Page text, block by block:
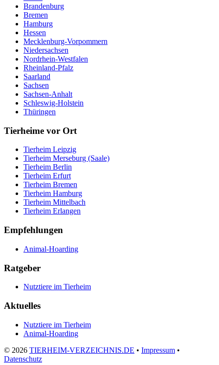
Brandenburg
Bremen
Hamburg
Hessen
Mecklenburg-Vorpommern
Niedersachsen
Nordrhein-Westfalen
Rheinland-Pfalz
Saarland
Sachsen
Sachsen-Anhalt
Schleswig-Holstein
Thüringen
Tierheime vor Ort
Tierheim Leipzig
Tierheim Merseburg (Saale)
Tierheim Berlin
Tierheim Erfurt
Tierheim Bremen
Tierheim Hamburg
Tierheim Mittelbach
Tierheim Erlangen
Empfehlungen
Animal-Hoarding
Ratgeber
Nutztiere im Tierheim
Aktuelles
Nutztiere im Tierheim
Animal-Hoarding
© 2026 TIERHEIM-VERZEICHNIS.DE • Impressum •
Datenschutz